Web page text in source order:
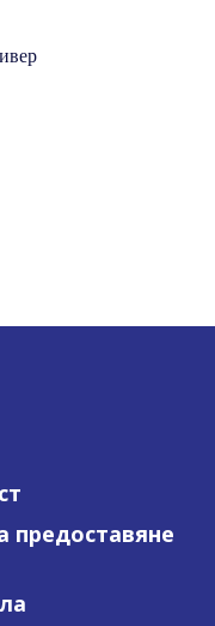
предоставяне